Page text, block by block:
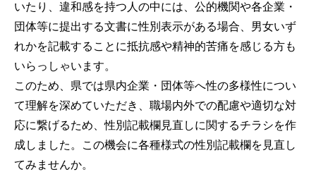
いたり、違和感を持つ人の中には、公的機関や各企業・
団体等に提出する文書に性別表示がある場合、男女いず
れかを記載することに抵抗感や精神的苦痛を感じる方も
いらっしゃいます。
このため、県では県内企業・団体等へ性の多様性につい
て理解を深めていただき、職場内外での配慮や適切な対
応に繋げるため、性別記載欄見直しに関するチラシを作
成しました。この機会に各種様式の性別記載欄を見直し
てみませんか。